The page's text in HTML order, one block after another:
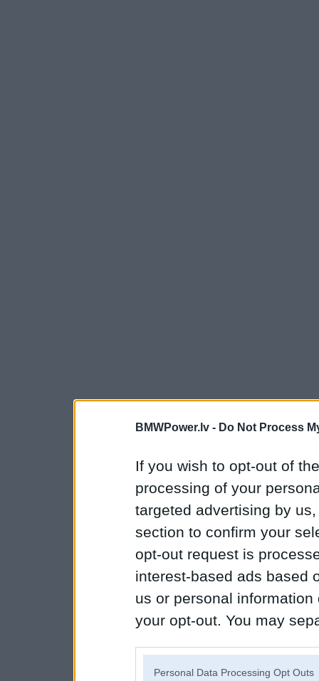
BMWPower.lv - Do Not Process
If you wish to opt-out of
processing of your
targeted advertising by
section to confirm your
opt-out request is
interest-based ads based
us or personal
your opt-out. You may
Personal Data Processing Opt Outs